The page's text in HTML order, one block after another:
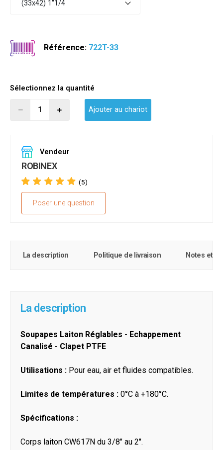
(33x42) 1"1/4
Référence: 722T-33
Sélectionnez la quantité
Ajouter au chariot
Vendeur
ROBINEX
(5)
Poser une question
La description Politique de livraison Notes et
La description
Soupapes Laiton Réglables - Echappement
Canalisé - Clapet PTFE
Utilisations : Pour eau, air et fluides compatibles.
Limites de températures : 0°C à +180°C.
Spécifications :
Corps laiton CW617N du 3/8" au 2".